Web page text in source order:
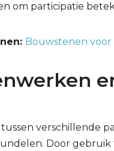
om participatie
Bouwstenen
verschillende
Door